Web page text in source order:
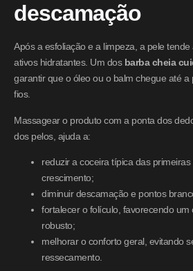
descamação
Após a esfoliação e a limpeza, a pele
ativos hidratantes. Um dos barba cheia
garantir que o óleo ou o balm chegue até a
fios.
Massagear o produto com a ponta dos
dos pelos, ajuda a:
reduzir a coceira típica das
crescimento;
diminuir descamação e pontos
fortalecer o folículo, favorecendo um
robusto;
melhorar o conforto geral, evitando
ressecamento.